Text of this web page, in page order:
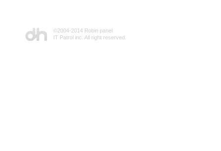
©2004-2014 Robin panel
IT Patrol inc. All right reserved.